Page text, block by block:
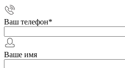
Ваш телефон*
Ваше имя